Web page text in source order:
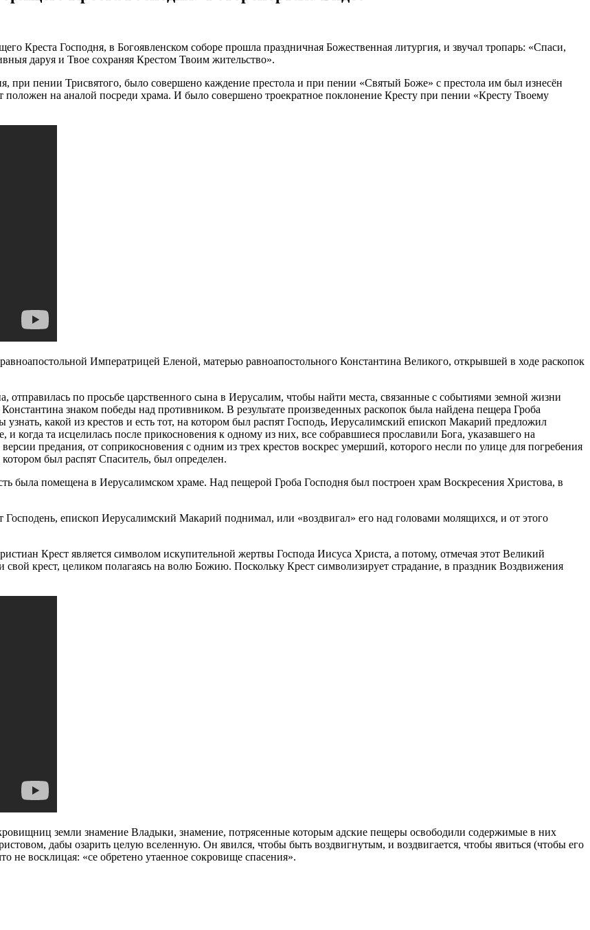
Креста Господня, в Богоявленском соборе прошла праздничная Божественная литургия, и звучал тропарь: «Спаси,
даруя и Твое сохраняя Крестом Твоим жительство».
при пении Трисвятого, было совершено каждение престола и при пении «Святый Боже» с престола им был изнесён
на аналой посреди храма. И было совершено троекратное поклонение Кресту при пении «Кресту Твоему
Императрицей Еленой, матерью равноапостольного Константина Великого, открывшей в ходе раскопок
отправилась по просьбе царственного сына в Иерусалим, чтобы найти места, связанные с событиями земной жизни
знаком победы над противником. В результате произведенных раскопок была найдена пещера Гроба
какой из крестов и есть тот, на котором был распят Господь, Иерусалимский епископ Макарий предложил
та исцелилась после прикосновения к одному из них, все собравшиеся прославили Бога, указавшего на
предания, от соприкосновения с одним из трех крестов воскрес умерший, которого несли по улице для погребения
был распят Спаситель, был определен.
была помещена в Иерусалимском храме. Над пещерой Гроба Господня был построен храм Воскресения Христова, в
епископ Иерусалимский Макарий поднимал, или «воздвигал» его над головами молящихся, и от этого
Крест является символом искупительной жертвы Господа Иисуса Христа, а потому, отмечая этот Великий
крест, целиком полагаясь на волю Божию. Поскольку Крест символизирует страдание, в праздник Воздвижения
земли знамение Владыки, знамение, потрясенные которым адские пещеры освободили содержимые в них
дабы озарить целую вселенную. Он явился, чтобы быть воздвигнутым, и воздвигается, чтобы явиться (чтобы его
не восклицая: «се обретено утаенное сокровище спасения».